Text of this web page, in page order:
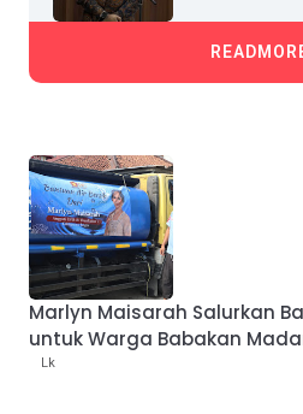
Marlyn Maisarah Salurkan
untuk Warga Babakan
Lk